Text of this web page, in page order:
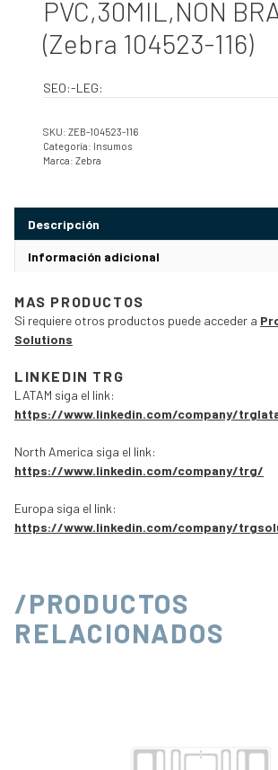
PVC,30MIL,NON
(Zebra 104523-116)
SEO:-LEG:
SKU: ZEB-104523-116
Categoría: Insumos
Marca: Zebra
Descripción
Información adicional
MAS PRODUCTOS
Si requiere otros productos puede acceder a
Solutions
LINKEDIN TRG
LATAM siga el link:
https://www.linkedin.com/company/
North America siga el link:
https://www.linkedin.com/company/trg/
Europa siga el link:
https://www.linkedin.com/company/
/PRODUCTOS
RELACIONADOS